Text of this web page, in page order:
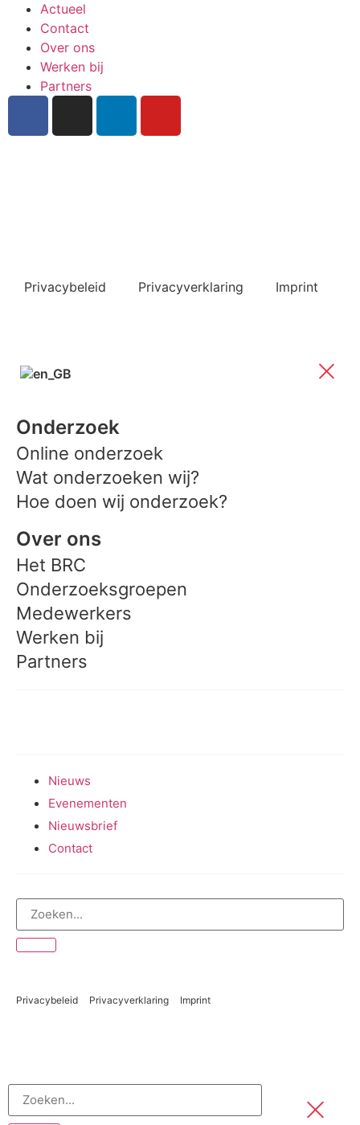
Actueel
Contact
Over ons
Werken bij
Partners
Privacybeleid Privacyverklaring Imprint
Onderzoek
Online onderzoek
Wat onderzoeken wij?
Hoe doen wij onderzoek?
Over ons
Het BRC
Onderzoeksgroepen
Medewerkers
Werken bij
Partners
Nieuws
Evenementen
Nieuwsbrief
Contact
Privacybeleid Privacyverklaring Imprint